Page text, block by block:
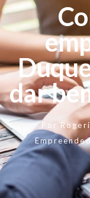
dar
Por